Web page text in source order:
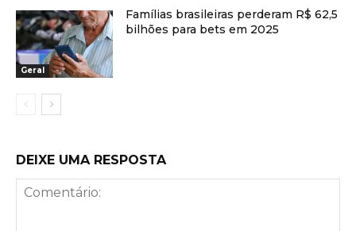
Geral
Famílias brasileiras perderam R$ 62,5
bilhões para bets em 2025
DEIXE UMA RESPOSTA